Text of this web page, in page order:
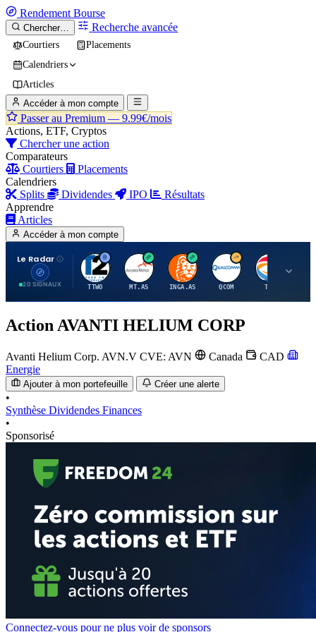
Rendement Bourse
Chercher… Recherche avancée
Courtiers
Placements
Calendriers
Articles
Accéder à mon compte
Passer au Premium — 9.99€/mois
Actions, ETF, Cryptos
Chercher une action
Comparateurs
Courtiers
Placements
Calendriers
Splits
Dividendes IPO
Résultats
Apprendre
Articles
Accéder à mon compte
Le Radar
20 SIGNAUX
T
TTWO
A
MT.AS
I
INGA.AS
Q
QCOM
T
TTE
Action AVANTI HELIUM CORP
Avanti Helium Corp. AVN.V CVE: AVN Canada
CAD
Energie
Ajouter à mon portefeuille Créer une alerte
•
Synthèse Dividendes Finances
•
Sponsorisé
Connectez-vous pour ne plus voir de sponsors